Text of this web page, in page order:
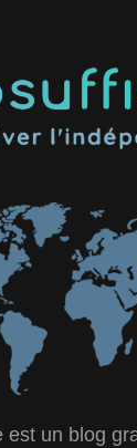
est un blog